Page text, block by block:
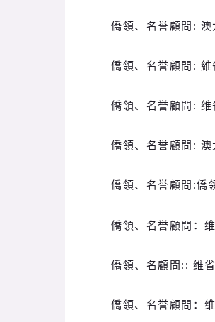
僑領、名誉顧問:
僑領、名誉顧問:
僑領、名誉顧問:
僑領、名誉顧問:
僑領、名誉顧問:僑
僑領、名誉顧問：
僑領、名顧問:: 维
僑領、名誉顧問：